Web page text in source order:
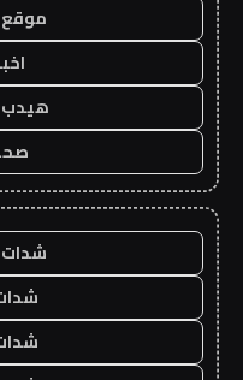
موقع
اخبار
هيدب